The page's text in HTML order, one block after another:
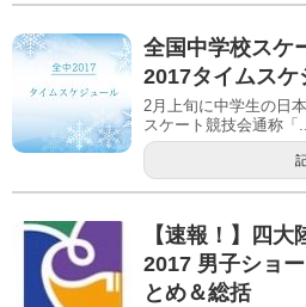
全国中学校スケ
2017タイムスケ
2月上旬に中学生の日
スケート競技会通称「
【速報！】四大
2017 男子ショ
とめ＆総括